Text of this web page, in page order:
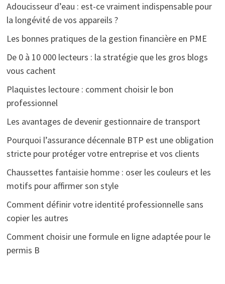
Adoucisseur d’eau : est-ce vraiment indispensable pour
la longévité de vos appareils ?
Les bonnes pratiques de la gestion financière en PME
De 0 à 10 000 lecteurs : la stratégie que les gros blogs
vous cachent
Plaquistes lectoure : comment choisir le bon
professionnel
Les avantages de devenir gestionnaire de transport
Pourquoi l’assurance décennale BTP est une obligation
stricte pour protéger votre entreprise et vos clients
Chaussettes fantaisie homme : oser les couleurs et les
motifs pour affirmer son style
Comment définir votre identité professionnelle sans
copier les autres
Comment choisir une formule en ligne adaptée pour le
permis B